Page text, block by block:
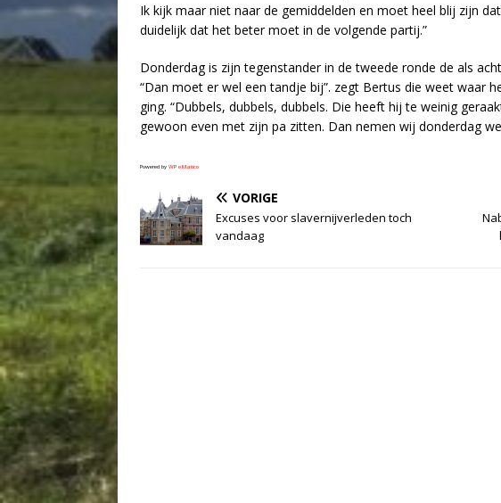
Ik kijk maar niet naar de gemiddelden en moet heel blij zijn
duidelijk dat het beter moet in de volgende partij.”
Donderdag is zijn tegenstander in de tweede ronde de als
“Dan moet er wel een tandje bij”. zegt Bertus die weet waar
ging. “Dubbels, dubbels, dubbels. Die heeft hij te weinig
gewoon even met zijn pa zitten. Dan nemen wij donderdag
Powered by WPeMatico
VORIGE
Excuses voor slavernijverleden toch
vandaag